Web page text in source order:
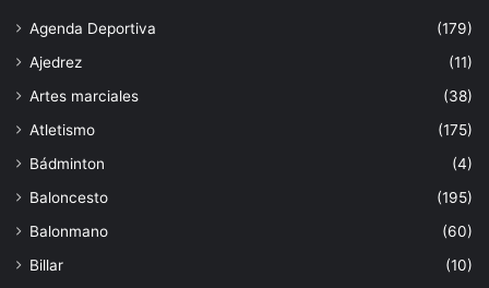
Agenda Deportiva
(179)
Ajedrez
(11)
Artes marciales
(38)
Atletismo
(175)
Bádminton
(4)
Baloncesto
(195)
Balonmano
(60)
Billar
(10)